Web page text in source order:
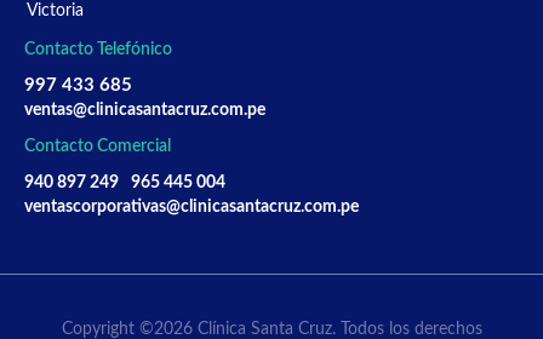
Victoria
Contacto Telefónico
997 433 685
ventas@clinicasantacruz.com.pe
Contacto Comercial
940 897 249
965 445 004
ventascorporativas@clinicasantacruz.com.pe
Copyright ©2026 Clínica Santa Cruz. Todos los derechos